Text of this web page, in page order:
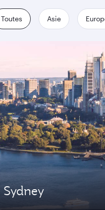
Toutes Asie
Sydney